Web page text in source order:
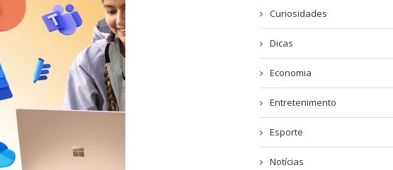
Curiosidades
Dicas
Economia
Entretenimento
Esporte
Notícias